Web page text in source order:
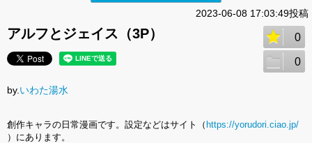
2023-06-08 17:03:49投稿
アルフとジェイス（3P） 0
0
by. いわた湯水
創作キャラの日常漫画です。設定などはサイト（ https://yorudori.ciao.jp/
）にあります。